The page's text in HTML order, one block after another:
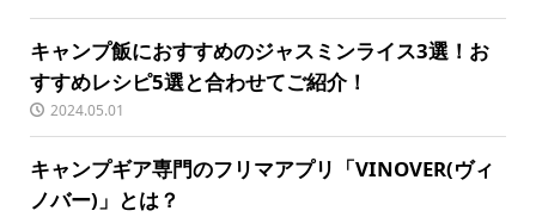
キャンプ飯におすすめのジャスミンライス3選！お
すすめレシピ5選と合わせてご紹介！
2024.05.01
キャンプギア専門のフリマアプリ「VINOVER(ヴィ
ノバー)」とは？